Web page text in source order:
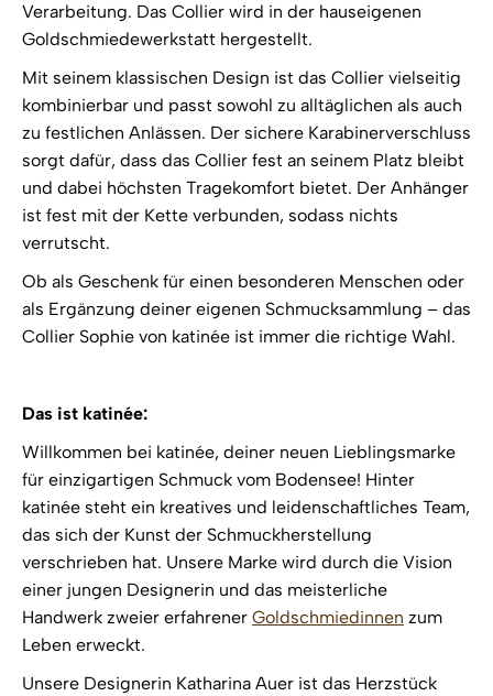
Verarbeitung. Das Collier wird in der hauseigenen
Goldschmiedewerkstatt hergestellt.
Mit seinem klassischen Design ist das Collier vielseitig
kombinierbar und passt sowohl zu alltäglichen als auch
zu festlichen Anlässen. Der sichere Karabinerverschluss
sorgt dafür, dass das Collier fest an seinem Platz bleibt
und dabei höchsten Tragekomfort bietet. Der Anhänger
ist fest mit der Kette verbunden, sodass nichts
verrutscht.
Ob als Geschenk für einen besonderen Menschen oder
als Ergänzung deiner eigenen Schmucksammlung – das
Collier Sophie von katinée ist immer die richtige Wahl.
Das ist katinée:
Willkommen bei katinée, deiner neuen Lieblingsmarke
für einzigartigen Schmuck vom Bodensee! Hinter
katinée steht ein kreatives und leidenschaftliches Team,
das sich der Kunst der Schmuckherstellung
verschrieben hat. Unsere Marke wird durch die Vision
einer jungen Designerin und das meisterliche
Handwerk zweier erfahrener Goldschmiedinnen zum
Leben erweckt.
Unsere Designerin Katharina Auer ist das Herzstück